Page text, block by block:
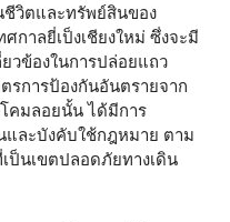
ชีวิตและทรัพย์สินของ
กาลยี่เป็งเชียงใหม่ ซึ่งจะมี
วข้องในการปล่อยแถว
รการป้องกันอันตรายจาก
คมลอยนั้น ได้มีการ
และบังคับใช้กฎหมาย ตาม
ป็นเขตปลอดภัยทางเดิน